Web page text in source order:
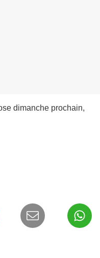
dimanche prochain,